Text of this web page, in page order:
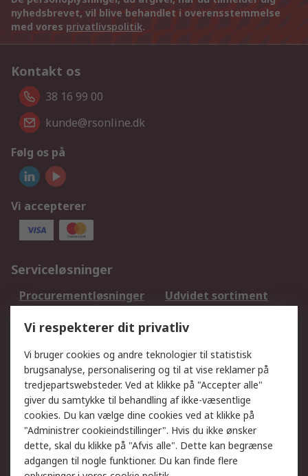
nyhedsbrevet, vil blive behandlet i overensstemmelse
med vores privatlivspolitik.
Kontakt os
38 16 99 00
kunde@rsonline.dk
Følg os på
Vi accepterer
Serviceløsninger
Procurementløsninger
Udvidet sortiment
DesignSpark
Teknisk Support
Dit lokale salgsteam
Eksportløsninger
Support
Få hjælp
Returnering
Levering
Spor min ordre
Fakturakopi
Betalingsmuligheder
Fordele med Mit RS
Okdo
Vi respekterer dit privatliv
Vi bruger cookies og andre teknologier til statistisk
brugsanalyse, personalisering og til at vise reklamer på
tredjepartswebsteder. Ved at klikke på "Accepter alle"
giver du samtykke til behandling af ikke-væsentlige
cookies. Du kan vælge dine cookies ved at klikke på
"Administrer cookieindstillinger". Hvis du ikke ønsker
dette, skal du klikke på "Afvis alle". Dette kan begrænse
adgangen til nogle funktioner. Du kan finde flere